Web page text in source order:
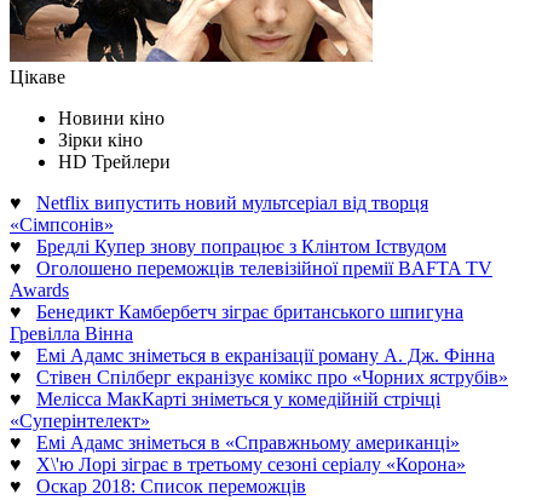
Цікаве
Новини кіно
Зірки кіно
HD Трейлери
♥ Netflix випустить новий мультсеріал від творця
«Сімпсонів»
♥ Бредлі Купер знову попрацює з Клінтом Іствудом
♥ Оголошено переможців телевізійної премії BAFTA TV
Awards
♥ Бенедикт Камбербетч зіграє британського шпигуна
Гревілла Вінна
♥ Емі Адамс зніметься в екранізації роману А. Дж. Фінна
♥ Стівен Спілберг екранізує комікс про «Чорних яструбів»
♥ Мелісса МакКарті зніметься у комедійній стрічці
«Суперінтелект»
♥ Емі Адамс зніметься в «Справжньому американці»
♥ Х\'ю Лорі зіграє в третьому сезоні серіалу «Корона»
♥ Оскар 2018: Список переможців